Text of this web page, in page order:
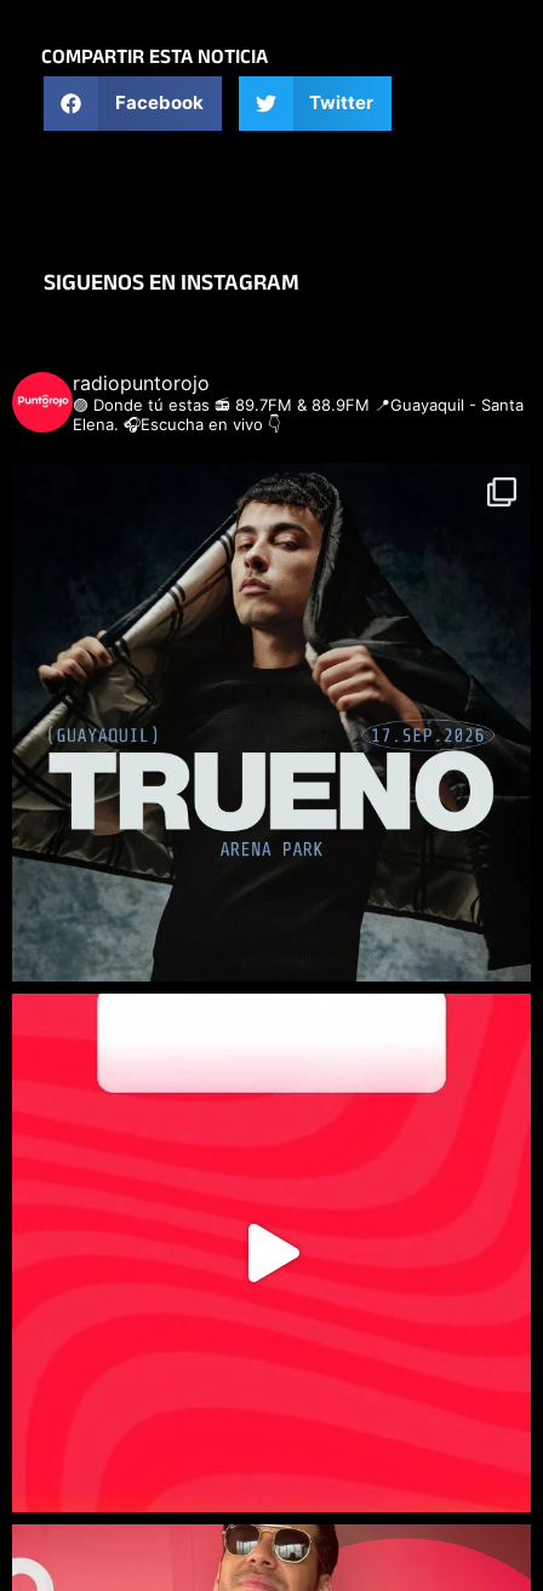
COMPARTIR ESTA NOTICIA
Facebook Twitter
SIGUENOS EN INSTAGRAM
radiopuntorojo
🟣 Donde tú estas 📻 89.7FM & 88.9FM 📍Guayaquil - Santa
Elena. 🎧Escucha en vivo 👇